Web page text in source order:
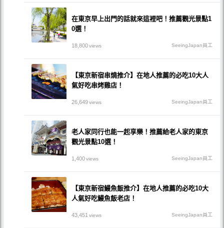
在東京早上出門的話就來這裡吧！推薦觀光景點1
0選！
18,800views SeeingJapan員工
【東京新宿串燒推介】在地人推薦的必吃10大人
氣好吃串烤雞店！
26,649views SeeingJapan員工
老人家同行也能一起享樂！推薦給老人家的東京
觀光景點10選！
1,400views SeeingJapan員工
【東京新宿鰻魚飯推介】在地人推薦的必吃10大
人氣好吃鰻魚飯老店！
43,451views SeeingJapan員工